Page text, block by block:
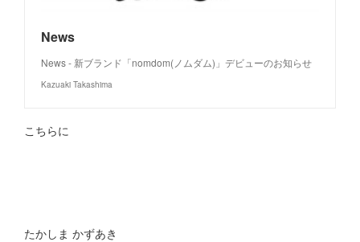
News
News - 新ブランド「nomdom(ノムダム)」デビューのお知らせ
Kazuaki Takashima
こちらに
たかしま かずあき